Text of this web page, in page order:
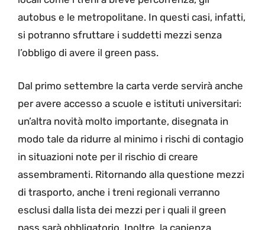
autobus e le metropolitane. In questi casi, infatti,
si potranno sfruttare i suddetti mezzi senza
l’obbligo di avere il green pass.
Dal primo settembre la carta verde servirà anche
per avere accesso a scuole e istituti universitari:
un’altra novità molto importante, disegnata in
modo tale da ridurre al minimo i rischi di contagio
in situazioni note per il rischio di creare
assembramenti. Ritornando alla questione mezzi
di trasporto, anche i treni regionali verranno
esclusi dalla lista dei mezzi per i quali il green
pass sarà obbligatorio. Inoltre, la capienza